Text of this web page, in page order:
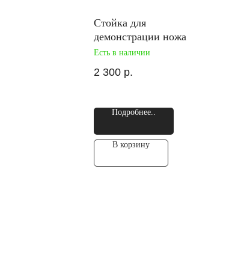
Стойка для
демонстрации ножа
Есть в наличии
2 300 р.
Подробнее..
В корзину